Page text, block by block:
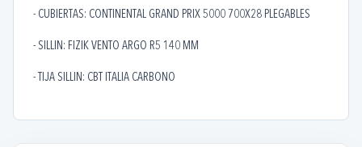
- CUBIERTAS: CONTINENTAL GRAND PRIX 5000 700X28 PLEGABLES
- SILLIN: FIZIK VENTO ARGO R5 140 MM
- TIJA SILLIN: CBT ITALIA CARBONO